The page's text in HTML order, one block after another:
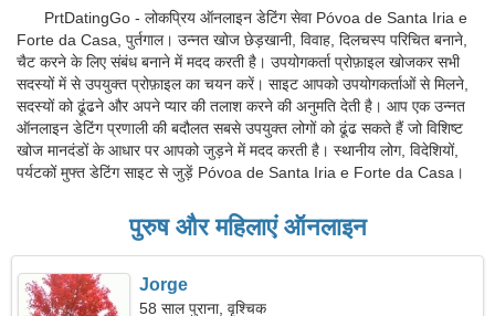
PrtDatingGo - लोकप्रिय ऑनलाइन डेटिंग सेवा Póvoa de Santa Iria e
Forte da Casa, पुर्तगाल। उन्नत खोज छेड़खानी, विवाह, दिलचस्प परिचित बनाने,
चैट करने के लिए संबंध बनाने में मदद करती है। उपयोगकर्ता प्रोफ़ाइल खोजकर सभी
सदस्यों में से उपयुक्त प्रोफ़ाइल का चयन करें। साइट आपको उपयोगकर्ताओं से मिलने,
सदस्यों को ढूंढने और अपने प्यार की तलाश करने की अनुमति देती है। आप एक उन्नत
ऑनलाइन डेटिंग प्रणाली की बदौलत सबसे उपयुक्त लोगों को ढूंढ सकते हैं जो विशिष्ट
खोज मानदंडों के आधार पर आपको जुड़ने में मदद करती है। स्थानीय लोग, विदेशियों,
पर्यटकों मुफ्त डेटिंग साइट से जुड़ें Póvoa de Santa Iria e Forte da Casa।
पुरुष और महिलाएं ऑनलाइन
Jorge
58 साल पुराना, वृश्चिक